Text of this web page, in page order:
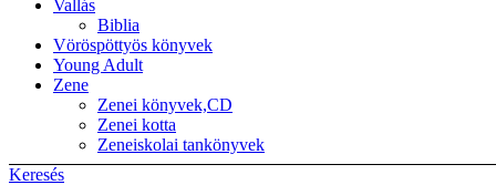
Keresés
Vallás
Biblia
Vöröspöttyös könyvek
Young Adult
Zene
Zenei könyvek,CD
Zenei kotta
Zeneiskolai tankönyvek